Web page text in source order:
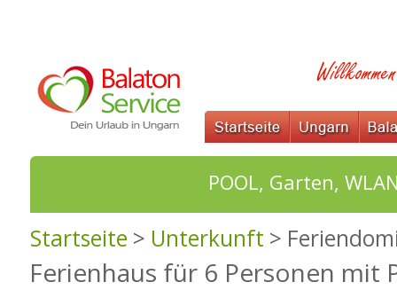
POOL, Garten,
Startseite > Unterkunft >
Ferienhaus für 6 Personen mit